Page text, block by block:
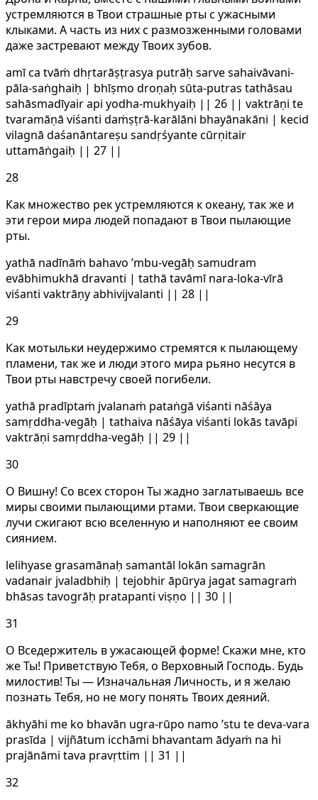
устремляются в Твои страшные рты с ужасными
клыками. А часть из них с размозженными головами
даже застревают между Твоих зубов.
amī ca tvāṁ dhṛtarāṣṭrasya putrāḥ sarve sahaivāvani-
pāla-saṅghaiḥ | bhīṣmo droṇaḥ sūta-putras tathāsau
sahāsmadīyair api yodha-mukhyaiḥ || 26 || vaktrāṇi te
tvaramāṇā viśanti daṁṣṭrā-karālāni bhayānakāni | kecid
vilagnā daśanāntareṣu sandṛśyante cūrṇitair
uttamāṅgaiḥ || 27 ||
28
Как множество рек устремляются к океану, так же и
эти герои мира людей попадают в Твои пылающие
рты.
yathā nadīnāṁ bahavo ’mbu-vegāḥ samudram
evābhimukhā dravanti | tathā tavāmī nara-loka-vīrā
viśanti vaktrāṇy abhivijvalanti || 28 ||
29
Как мотыльки неудержимо стремятся к пылающему
пламени, так же и люди этого мира рьяно несутся в
Твои рты навстречу своей погибели.
yathā pradīptaṁ jvalanaṁ pataṅgā viśanti nāśāya
samṛddha-vegāḥ | tathaiva nāśāya viśanti lokās tavāpi
vaktrāṇi samṛddha-vegāḥ || 29 ||
30
О Вишну! Со всех сторон Ты жадно заглатываешь все
миры своими пылающими ртами. Твои сверкающие
лучи сжигают всю вселенную и наполняют ее своим
сиянием.
lelihyase grasamānaḥ samantāl lokān samagrān
vadanair jvaladbhiḥ | tejobhir āpūrya jagat samagraṁ
bhāsas tavogrāḥ pratapanti viṣṇo || 30 ||
31
О Вседержитель в ужасающей форме! Скажи мне, кто
же Ты! Приветствую Тебя, о Верховный Господь. Будь
милостив! Ты — Изначальная Личность, и я желаю
познать Тебя, но не могу понять Твоих деяний.
ākhyāhi me ko bhavān ugra-rūpo namo ’stu te deva-vara
prasīda | vijñātum icchāmi bhavantam ādyaṁ na hi
prajānāmi tava pravṛttim || 31 ||
32